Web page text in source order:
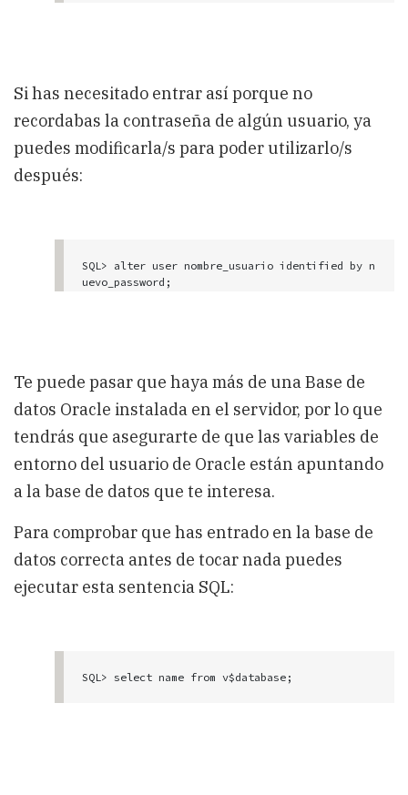
Si has necesitado entrar así porque no
recordabas la contraseña de algún usuario, ya
puedes modificarla/s para poder utilizarlo/s
después:
SQL> alter user nombre_usuario identified by n
Te puede pasar que haya más de una Base de
datos Oracle instalada en el servidor, por lo que
tendrás que asegurarte de que las variables de
entorno del usuario de Oracle están apuntando
a la base de datos que te interesa.
Para comprobar que has entrado en la base de
datos correcta antes de tocar nada puedes
ejecutar esta sentencia SQL: